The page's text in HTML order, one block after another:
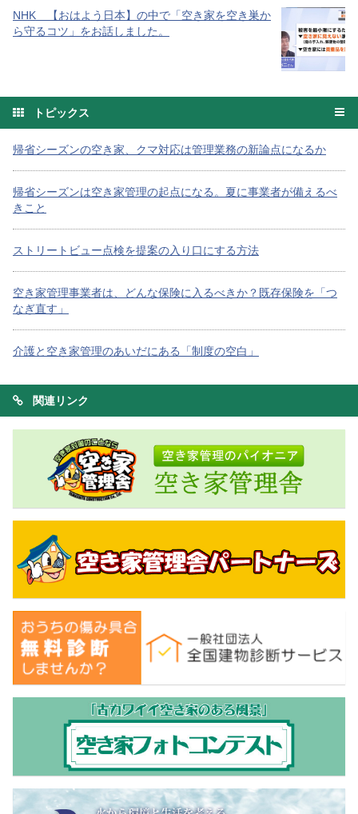
NHK 【おはよう日本】の中で「空き家を空き巣か
ら守るコツ」をお話しました。
トピックス
帰省シーズンの空き家、クマ対応は管理業務の新論点になるか
帰省シーズンは空き家管理の起点になる。夏に事業者が備えるべ
きこと
ストリートビュー点検を提案の入り口にする方法
空き家管理事業者は、どんな保険に入るべきか？既存保険を「つ
なぎ直す」
介護と空き家管理のあいだにある「制度の空白」
関連リンク